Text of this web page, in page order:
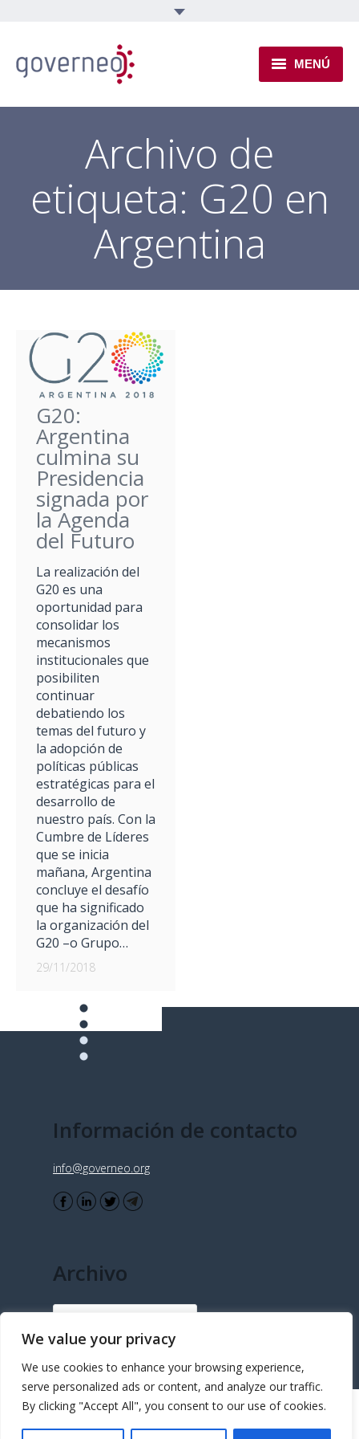
We value your privacy
We use cookies to enhance your browsing experience,
serve personalized ads or content, and analyze our traffic.
By clicking "Accept All", you consent to our use of cookies.
MENÚ
INSTITUCIONAL
EJES TEMÁTICOS
NOVEDADES
Archivo de
etiqueta: G20 en
Argentina
G20:
Argentina
culmina su
Presidencia
signada por
la Agenda
del Futuro
La realización del
G20 es una
oportunidad para
consolidar los
mecanismos
institucionales que
posibiliten
continuar
debatiendo los
temas del futuro y
la adopción de
políticas públicas
estratégicas para el
desarrollo de
nuestro país. Con la
Cumbre de Líderes
que se inicia
mañana, Argentina
concluye el desafío
que ha significado
la organización del
G20 –o Grupo…
29/11/2018
Información de contacto
info@governeo.org
Archivo
Archivo